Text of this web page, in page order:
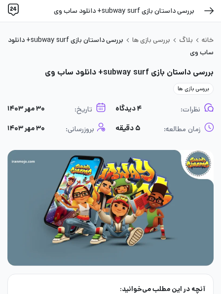
بررسی داستان بازی subway surf+ دانلود ساب وی
خانه بلاگ بررسی بازی ها
بررسی داستان بازی subway surf+ دانلود
ساب وی
بررسی داستان بازی subway surf+ دانلود ساب وی
بررسی بازی ها
نظرات: ۴ دیدگاه تاریخ: ۳۰ مهر ۱۴۰۳
زمان مطالعه: ۵ دقیقه بروزرسانی: ۳۰ مهر ۱۴۰۳
آنچه در این مطلب می‌خوانید: